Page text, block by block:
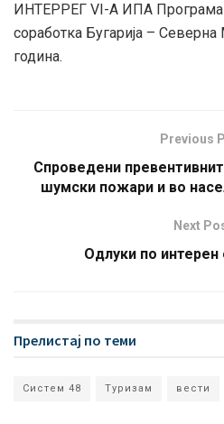
ИНТЕРРЕГ VI-A ИПА Програма
соработка Бугарија –
година.
Previous
Спроведени
шумски пожари и во
Next
Одлуки по интерен
Прелистај по теми
Систем 48 Туризам вести